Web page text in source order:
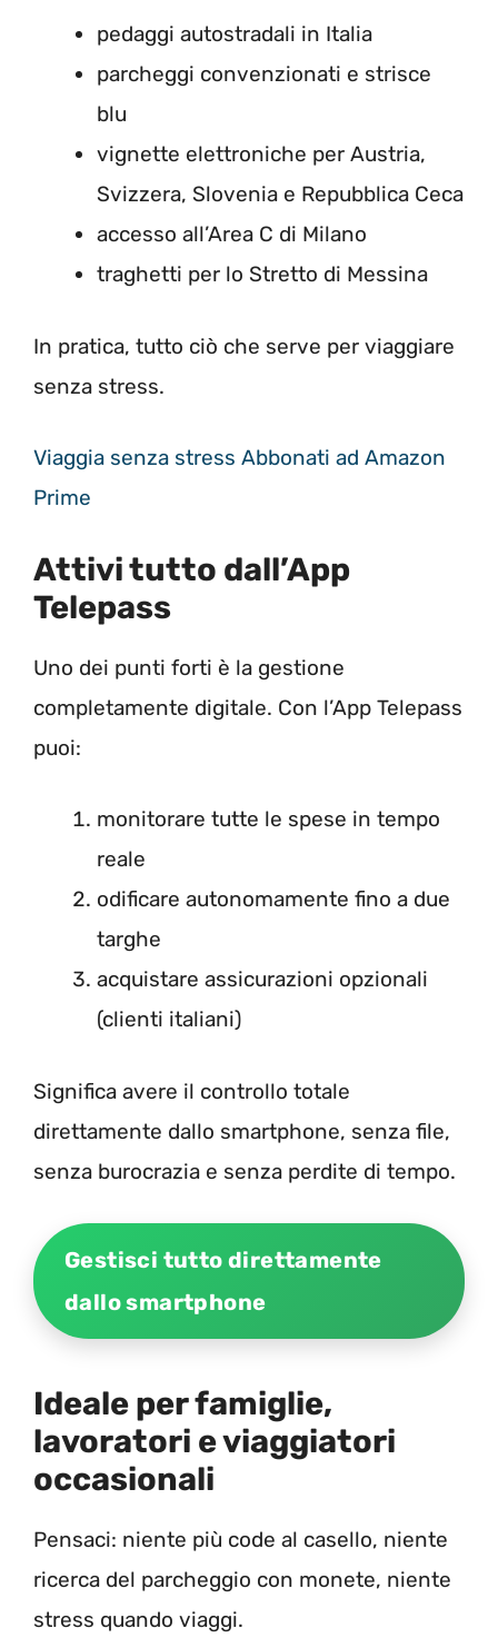
pedaggi autostradali in Italia
parcheggi convenzionati e strisce
blu
vignette elettroniche per Austria,
Svizzera, Slovenia e Repubblica Ceca
accesso all’Area C di Milano
traghetti per lo Stretto di Messina
In pratica, tutto ciò che serve per viaggiare
senza stress.
Viaggia senza stress Abbonati ad Amazon
Prime
Attivi tutto dall’App
Telepass
Uno dei punti forti è la gestione
completamente digitale. Con l’App Telepass
puoi:
monitorare tutte le spese in tempo
reale
odificare autonomamente fino a due
targhe
acquistare assicurazioni opzionali
(clienti italiani)
Significa avere il controllo totale
direttamente dallo smartphone, senza file,
senza burocrazia e senza perdite di tempo.
Gestisci tutto direttamente
dallo smartphone
Ideale per famiglie,
lavoratori e viaggiatori
occasionali
Pensaci: niente più code al casello, niente
ricerca del parcheggio con monete, niente
stress quando viaggi.